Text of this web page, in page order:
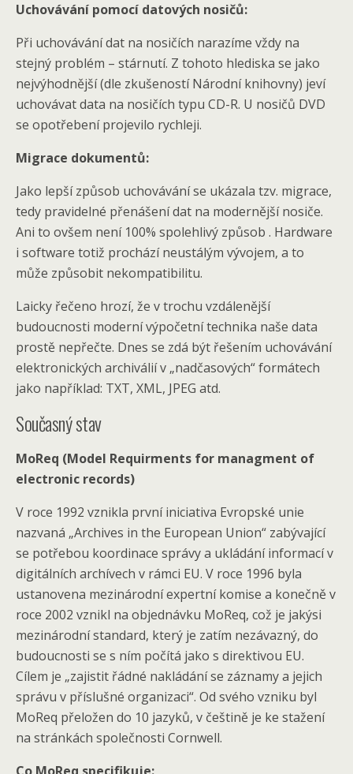
Uchovávání pomocí datových nosičů:
Při uchovávání dat na nosičích narazíme vždy na
stejný problém – stárnutí. Z tohoto hlediska se jako
nejvýhodnější (dle zkušeností Národní knihovny) jeví
uchovávat data na nosičích typu CD-R. U nosičů DVD
se opotřebení projevilo rychleji.
Migrace dokumentů:
Jako lepší způsob uchovávání se ukázala tzv. migrace,
tedy pravidelné přenášení dat na modernější nosiče.
Ani to ovšem není 100% spolehlivý způsob . Hardware
i software totiž prochází neustálým vývojem, a to
může způsobit nekompatibilitu.
Laicky řečeno hrozí, že v trochu vzdálenější
budoucnosti moderní výpočetní technika naše data
prostě nepřečte. Dnes se zdá být řešením uchovávání
elektronických archiválií v „nadčasových“ formátech
jako například: TXT, XML, JPEG atd.
Současný stav
MoReq (Model Requirments for managment of
electronic records)
V roce 1992 vznikla první iniciativa Evropské unie
nazvaná „Archives in the European Union“ zabývající
se potřebou koordinace správy a ukládání informací v
digitálních archívech v rámci EU. V roce 1996 byla
ustanovena mezinárodní expertní komise a konečně v
roce 2002 vznikl na objednávku MoReq, což je jakýsi
mezinárodní standard, který je zatím nezávazný, do
budoucnosti se s ním počítá jako s direktivou EU.
Cílem je „zajistit řádné nakládání se záznamy a jejich
správu v příslušné organizaci“. Od svého vzniku byl
MoReq přeložen do 10 jazyků, v češtině je ke stažení
na stránkách společnosti Cornwell.